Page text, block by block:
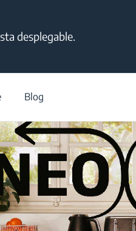
desplegable.
Blog